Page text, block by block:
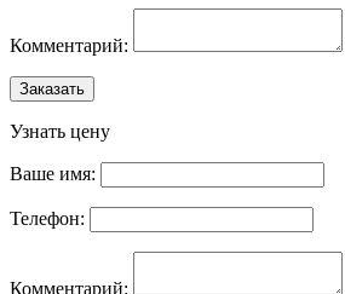
Комментарий:
Заказать
Узнать цену
Ваше имя:
Телефон:
Комментарий: